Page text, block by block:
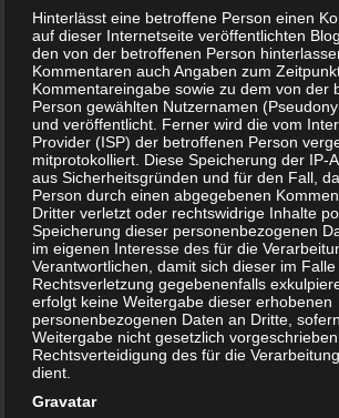
Schwangerschaft: 1.
Hinterlässt eine betroffene Person einen
auf dieser Internetseite veröffentlichten
den von der betroffenen Person
Kommentaren auch Angaben zum
Kommentareingabe sowie zu dem von der
Person gewählten Nutzernamen
und veröffentlicht. Ferner wird die vom
Provider (ISP) der betroffenen Person
mitprotokolliert. Diese Speicherung der IP-
aus Sicherheitsgründen und für den Fall,
Person durch einen abgegebenen
Dritter verletzt oder rechtswidrige Inhalte
Speicherung dieser personenbezogenen
im eigenen Interesse des für die
Verantwortlichen, damit sich dieser im
Rechtsverletzung gegebenenfalls
erfolgt keine Weitergabe dieser erhobenen
personenbezogenen Daten an Dritte,
Weitergabe nicht gesetzlich
Rechtsverteidigung des für die
dient.
Gravatar